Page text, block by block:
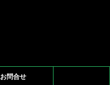
お問合せ